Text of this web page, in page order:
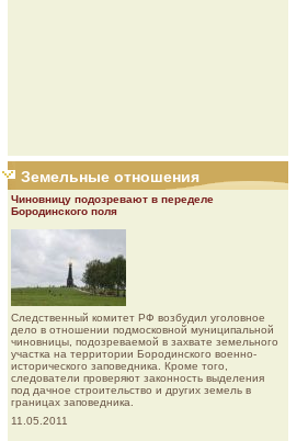
Земельные отношения
Чиновницу подозревают в переделе
Бородинского поля
Следственный комитет РФ возбудил уголовное
дело в отношении подмосковной муниципальной
чиновницы, подозреваемой в захвате земельного
участка на территории Бородинского военно-
исторического заповедника. Кроме того,
следователи проверяют законность выделения
под дачное строительство и других земель в
границах заповедника.
11.05.2011